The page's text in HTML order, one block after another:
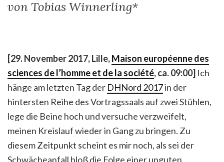
von Tobias Winnerling*
[29. November 2017, Lille,Maison européenne des
sciences de l’homme et de la société, ca. 09:00] Ich
hänge am letzten Tag der DHNord 2017in der
hintersten Reihe des Vortragssaals auf zwei Stühlen,
lege die Beine hoch und versuche verzweifelt,
meinen Kreislauf wieder in Gang zu bringen. Zu
diesem Zeitpunkt scheint es mir noch, als sei der
Schwächeanfall bloß die Folge einer unguten